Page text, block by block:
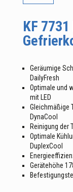
KF
Geräumige
DailyFresh
Optimale und
mit LED
Gleichmäßige
DynaCool
Reinigung der
Optimale
DuplexCool
Gerätehöhe